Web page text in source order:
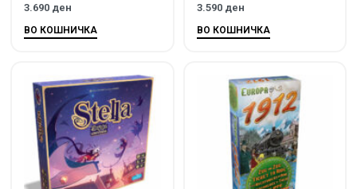
3.690 ден
ВО КОШНИЧКА
3.590 ден
ВО КОШНИЧКА